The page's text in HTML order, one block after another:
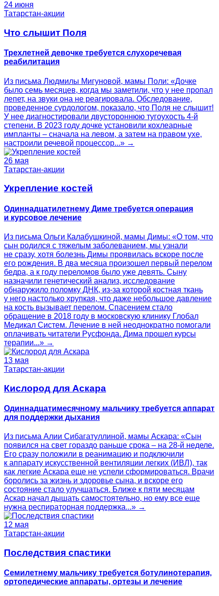
24 июня
Татарстан-акции
Что слышит Поля
Трехлетней девочке требуется слухоречевая
реабилитация
Из письма Людмилы Мигуновой, мамы Поли: «Дочке
было семь месяцев, когда мы заметили, что у нее пропал
лепет, на звуки она не реагировала. Обследование,
проведенное сурдологом, показало, что Поля не слышит!
У нее диагностировали двустороннюю тугоухость 4-й
степени. В 2023 году дочке установили кохлеарные
импланты – сначала на левом, а затем на правом ухе,
настроили речевой процессор...» →
26 мая
Татарстан-акции
Укрепление костей
Одиннадцатилетнему Диме требуется операция
и курсовое лечение
Из письма Ольги Калабушкиной, мамы Димы: «О том, что
сын родился с тяжелым заболеванием, мы узнали
не сразу, хотя болезнь Димы проявилась вскоре после
его рождения. В два месяца произошел первый перелом
бедра, а к году переломов было уже девять. Сыну
назначили генетический анализ, исследование
обнаружило поломку ДНК, из-за которой костная ткань
у него настолько хрупкая, что даже небольшое давление
на кость вызывает перелом. Спасением стало
обращение в 2018 году в московскую клинику Глобал
Медикал Систем. Лечение в ней неоднократно помогали
оплачивать читатели Русфонда. Дима прошел курсы
терапии...» →
13 мая
Татарстан-акции
Кислород для Аскара
Одиннадцатимесячному мальчику требуется аппарат
для поддержки дыхания
Из письма Алии Сибагатуллиной, мамы Аскара: «Сын
появился на свет гораздо раньше срока – на 28-й неделе.
Его сразу положили в реанимацию и подключили
к аппарату искусственной вентиляции легких (ИВЛ), так
как легкие Аскара еще не успели сформироваться. Врачи
боролись за жизнь и здоровье сына, и вскоре его
состояние стало улучшаться. Ближе к пяти месяцам
Аскар начал дышать самостоятельно, но ему все еще
нужна респираторная поддержка...» →
12 мая
Татарстан-акции
Последствия спастики
Семилетнему мальчику требуется ботулинотерапия,
ортопедические аппараты, ортезы и лечение